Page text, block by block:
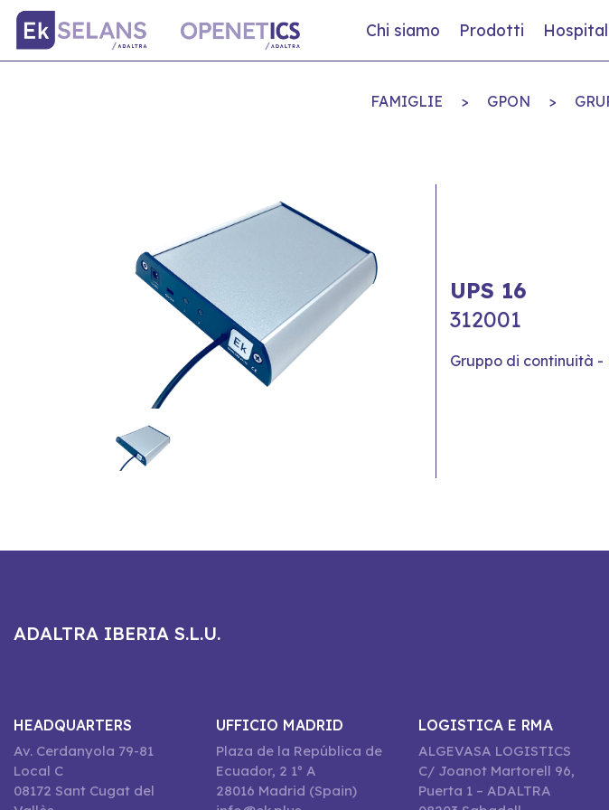
Chi siamo Prodotti
FAMIGLIE > GPON >
UPS 16
312001
Gruppo di continuità -
ADALTRA IBERIA S.L.U.
HEADQUARTERS
Av. Cerdanyola 79-81
Local C
08172 Sant Cugat del
UFFICIO MADRID
Plaza de la República de
Ecuador, 2 1º A
28016 Madrid (Spain)
LOGISTICA E RMA
ALGEVASA LOGISTICS
C/ Joanot Martorell 96,
Puerta 1 – ADALTRA